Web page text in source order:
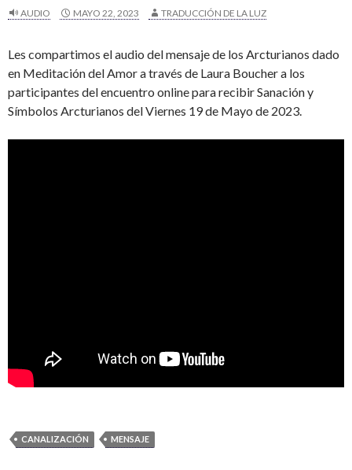
AUDIO MAYO 22, 2023 TRADUCCIÓN DE LA LUZ
Les compartimos el audio del mensaje de los Arcturianos dado
en Meditación del Amor a través de Laura Boucher a los
participantes del encuentro online para recibir Sanación y
Símbolos Arcturianos del Viernes 19 de Mayo de 2023.
CANALIZACIÓN MENSAJE